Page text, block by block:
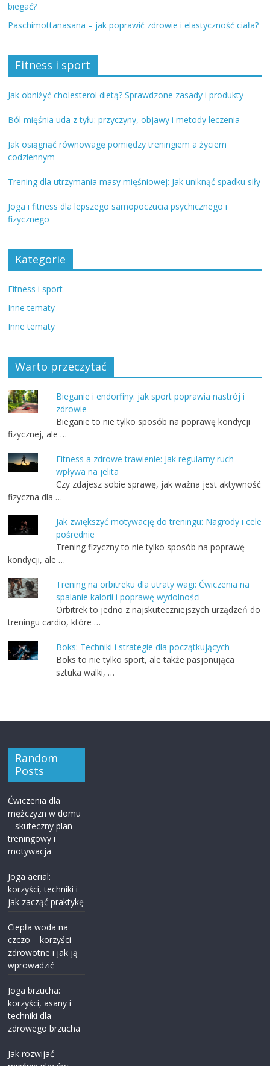
biegać?
Paschimottanasana – jak poprawić zdrowie i elastyczność ciała?
Fitness i sport
Jak obniżyć cholesterol dietą? Sprawdzone zasady i produkty
Ból mięśnia uda z tyłu: przyczyny, objawy i metody leczenia
Jak osiągnąć równowagę pomiędzy treningiem a życiem
codziennym
Trening dla utrzymania masy mięśniowej: Jak uniknąć spadku siły
Joga i fitness dla lepszego samopoczucia psychicznego i
fizycznego
Kategorie
Fitness i sport
Inne tematy
Inne tematy
Warto przeczytać
Bieganie i endorfiny: jak sport poprawia nastrój i
zdrowie
Bieganie to nie tylko sposób na poprawę kondycji
fizycznej, ale …
Fitness a zdrowe trawienie: Jak regularny ruch
wpływa na jelita
Czy zdajesz sobie sprawę, jak ważna jest aktywność
fizyczna dla …
Jak zwiększyć motywację do treningu: Nagrody i cele
pośrednie
Trening fizyczny to nie tylko sposób na poprawę
kondycji, ale …
Trening na orbitreku dla utraty wagi: Ćwiczenia na
spalanie kalorii i poprawę wydolności
Orbitrek to jedno z najskuteczniejszych urządzeń do
treningu cardio, które …
Boks: Techniki i strategie dla początkujących
Boks to nie tylko sport, ale także pasjonująca
sztuka walki, …
Random
Posts
Ćwiczenia dla
mężczyzn w domu
– skuteczny plan
treningowy i
motywacja
Joga aerial:
korzyści, techniki i
jak zacząć praktykę
Ciepła woda na
czczo – korzyści
zdrowotne i jak ją
wprowadzić
Joga brzucha:
korzyści, asany i
techniki dla
zdrowego brzucha
Jak rozwijać